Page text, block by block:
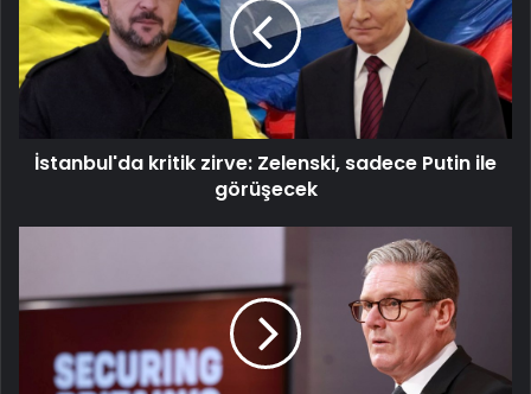
Zelenski,
sadece
Putin
ile
İstanbul'da kritik zirve: Zelenski, sadece Putin ile
görüşecek
saat
yandı:
Yangınlar